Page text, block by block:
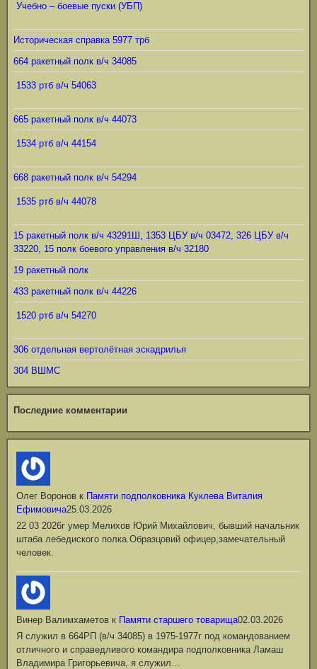
Учебно – боевые пуски (УБП)
Историческая справка 5977 трб
664 ракетный полк в/ч 34085
1533 ртб в/ч 54063
665 ракетный полк в/ч 44073
1534 ртб в/ч 44154
668 ракетный полк в/ч 54294
1535 ртб в/ч 44078
15 ракетный полк в/ч 43291Ш, 1353 ЦБУ в/ч 03472, 326 ЦБУ в/ч
33220, 15 полк боевого управления в/ч 32180
19 ракетный полк
433 ракетный полк в/ч 44226
1520 ртб в/ч 54270
306 отдельная вертолётная эскадрилья
304 ВШМС
Последние комментарии
Олег Воронов к Памяти подполковника Куклева Виталия
Ефимовича25.03.2026
22 03 2026г умер Мелихов Юрий Михайлович, бывший начальник
штаба лебедиского полка.Образцовий офицер,замечательный
человек.
Винер Валимхаметов к Памяти старшего товарища02.03.2026
Я служил в 664РП (в/ч 34085) в 1975-1977г под командованием
отличного и справедливого командира подполковника Ламаш
Владимира Григорьевича, я служил…